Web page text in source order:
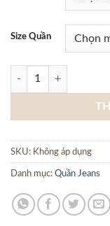
Size Quần
QUẦN JEANS NAM
SKU: Không áp dụng
Danh mục: Quần Jeans